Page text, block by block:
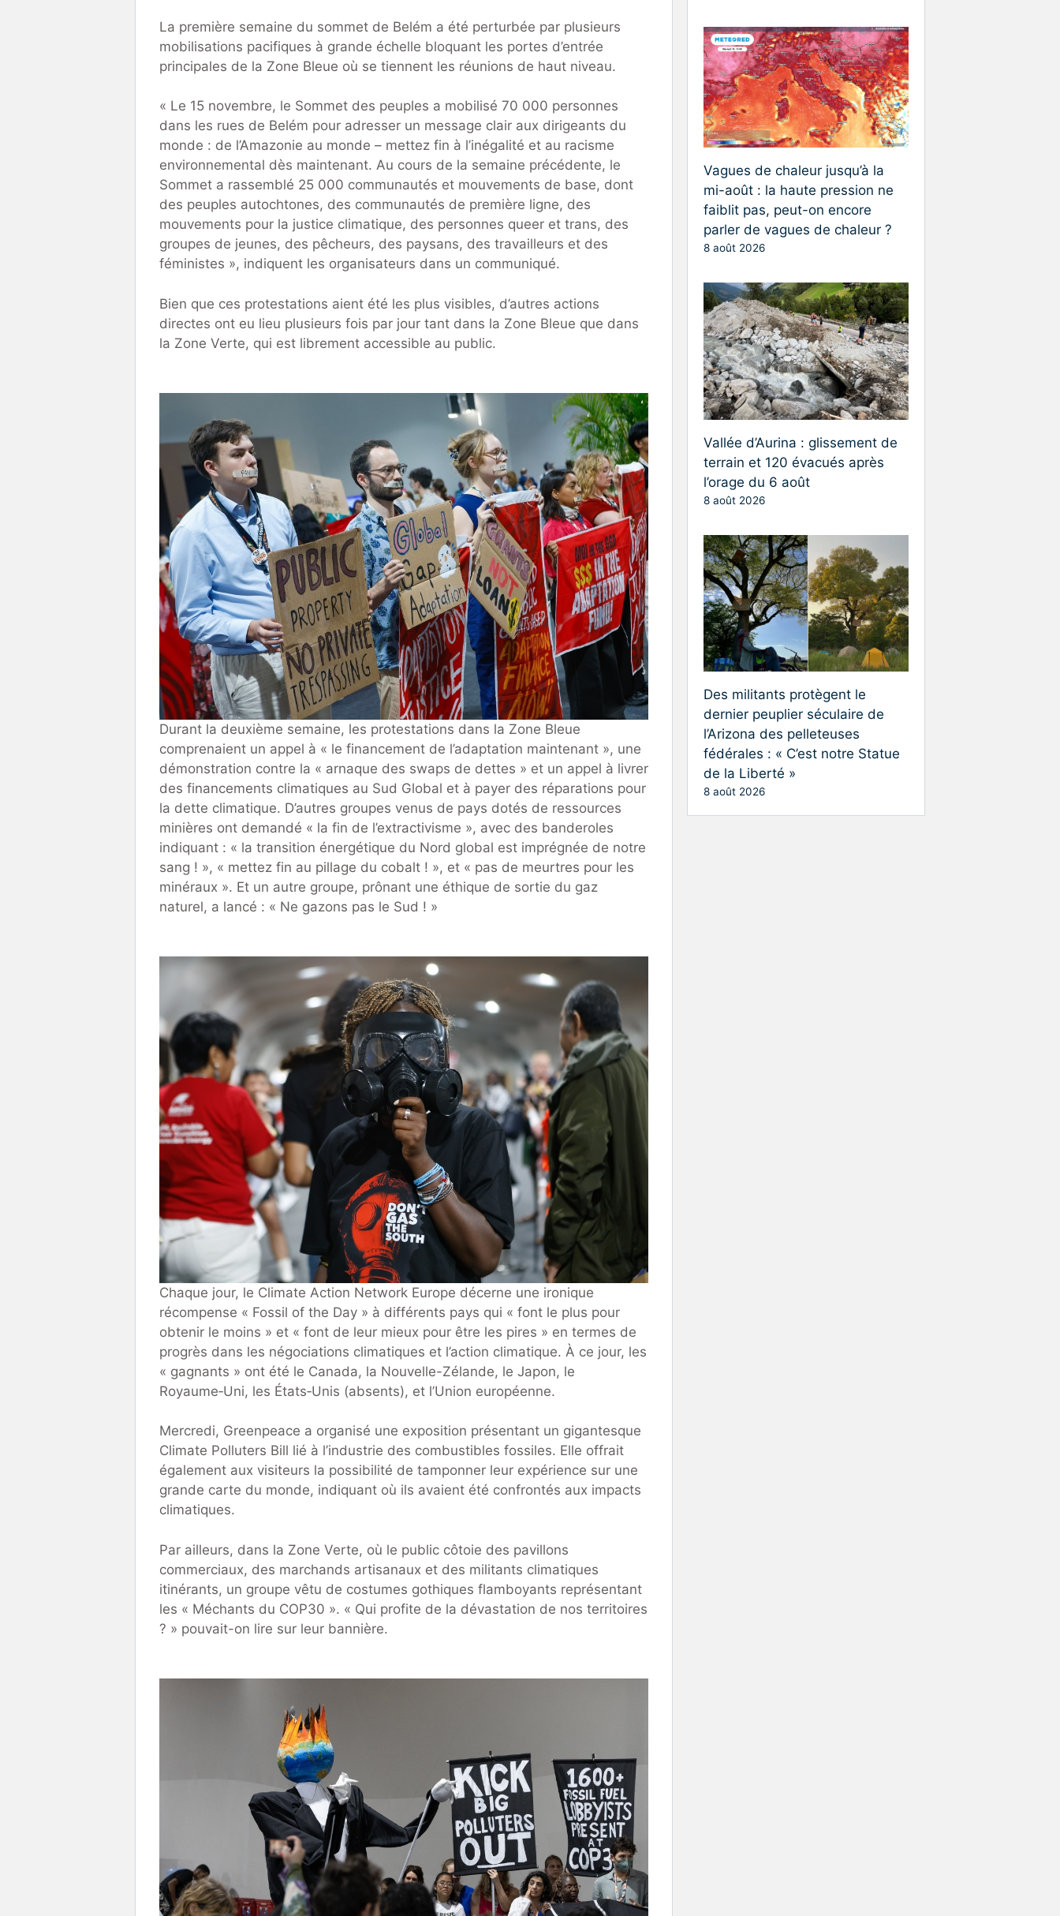
La première semaine du sommet de Belém a été perturbée par plusieurs
mobilisations pacifiques à grande échelle bloquant les portes d’entrée
principales de la Zone Bleue où se tiennent les réunions de haut niveau.
« Le 15 novembre, le Sommet des peuples a mobilisé 70 000 personnes
dans les rues de Belém pour adresser un message clair aux dirigeants du
monde : de l’Amazonie au monde – mettez fin à l’inégalité et au racisme
environnemental dès maintenant. Au cours de la semaine précédente, le
Sommet a rassemblé 25 000 communautés et mouvements de base, dont
des peuples autochtones, des communautés de première ligne, des
mouvements pour la justice climatique, des personnes queer et trans, des
groupes de jeunes, des pêcheurs, des paysans, des travailleurs et des
féministes », indiquent les organisateurs dans un communiqué.
Bien que ces protestations aient été les plus visibles, d’autres actions
directes ont eu lieu plusieurs fois par jour tant dans la Zone Bleue que dans
la Zone Verte, qui est librement accessible au public.
Durant la deuxième semaine, les protestations dans la Zone Bleue
comprenaient un appel à « le financement de l’adaptation maintenant », une
démonstration contre la « arnaque des swaps de dettes » et un appel à livrer
des financements climatiques au Sud Global et à payer des réparations pour
la dette climatique. D’autres groupes venus de pays dotés de ressources
minières ont demandé « la fin de l’extractivisme », avec des banderoles
indiquant : « la transition énergétique du Nord global est imprégnée de notre
sang ! », « mettez fin au pillage du cobalt ! », et « pas de meurtres pour les
minéraux ». Et un autre groupe, prônant une éthique de sortie du gaz
naturel, a lancé : « Ne gazons pas le Sud ! »
Chaque jour, le Climate Action Network Europe décerne une ironique
récompense « Fossil of the Day » à différents pays qui « font le plus pour
obtenir le moins » et « font de leur mieux pour être les pires » en termes de
progrès dans les négociations climatiques et l’action climatique. À ce jour, les
« gagnants » ont été le Canada, la Nouvelle-Zélande, le Japon, le
Royaume‑Uni, les États‑Unis (absents), et l’Union européenne.
Mercredi, Greenpeace a organisé une exposition présentant un gigantesque
Climate Polluters Bill lié à l’industrie des combustibles fossiles. Elle offrait
également aux visiteurs la possibilité de tamponner leur expérience sur une
grande carte du monde, indiquant où ils avaient été confrontés aux impacts
climatiques.
Par ailleurs, dans la Zone Verte, où le public côtoie des pavillons
commerciaux, des marchands artisanaux et des militants climatiques
itinérants, un groupe vêtu de costumes gothiques flamboyants représentant
les « Méchants du COP30 ». « Qui profite de la dévastation de nos territoires
? » pouvait-on lire sur leur bannière.
Vagues de chaleur jusqu’à la
mi-août : la haute pression ne
faiblit pas, peut-on encore
parler de vagues de chaleur ?
8 août 2026
Vallée d’Aurina : glissement de
terrain et 120 évacués après
l’orage du 6 août
8 août 2026
Des militants protègent le
dernier peuplier séculaire de
l’Arizona des pelleteuses
fédérales : « C’est notre Statue
de la Liberté »
8 août 2026